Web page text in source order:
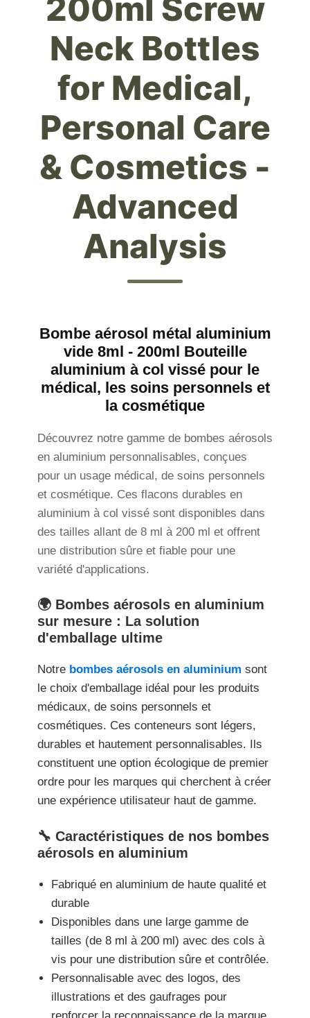
200ml Screw
Neck Bottles
for Medical,
Personal Care
& Cosmetics -
Advanced
Analysis
Bombe aérosol métal aluminium
vide 8ml - 200ml Bouteille
aluminium à col vissé pour le
médical, les soins personnels et
la cosmétique
Découvrez notre gamme de bombes aérosols
en aluminium personnalisables, conçues
pour un usage médical, de soins personnels
et cosmétique. Ces flacons durables en
aluminium à col vissé sont disponibles dans
des tailles allant de 8 ml à 200 ml et offrent
une distribution sûre et fiable pour une
variété d'applications.
🌍 Bombes aérosols en aluminium
sur mesure : La solution
d'emballage ultime
Notre bombes aérosols en aluminium sont
le choix d'emballage idéal pour les produits
médicaux, de soins personnels et
cosmétiques. Ces conteneurs sont légers,
durables et hautement personnalisables. Ils
constituent une option écologique de premier
ordre pour les marques qui cherchent à créer
une expérience utilisateur haut de gamme.
🔧 Caractéristiques de nos bombes
aérosols en aluminium
Fabriqué en aluminium de haute qualité et
durable
Disponibles dans une large gamme de
tailles (de 8 ml à 200 ml) avec des cols à
vis pour une distribution sûre et contrôlée.
Personnalisable avec des logos, des
illustrations et des gaufrages pour
renforcer la reconnaissance de la marque